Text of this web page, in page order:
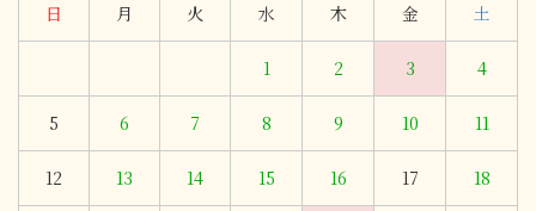
日 月 火 水 木 金 土
1 2 3 4
5 6 7 8 9 10 11
12 13 14 15 16 17 18